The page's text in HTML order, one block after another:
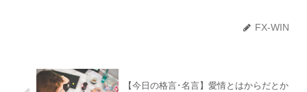
FX-WIN
【今日の格言･名言】愛情とはからだとか